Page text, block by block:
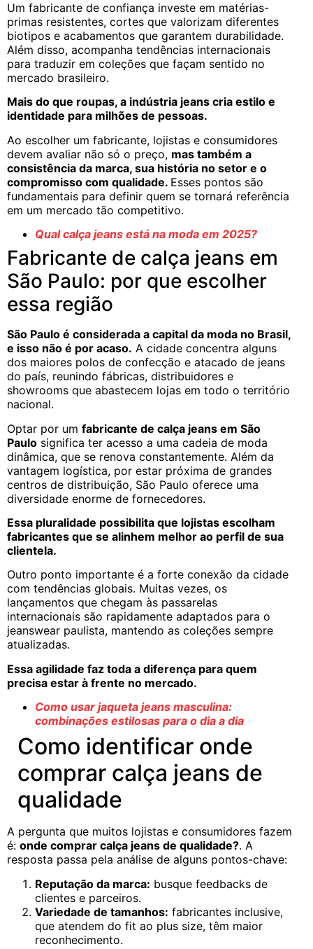
Um fabricante de confiança investe em matérias-
primas resistentes, cortes que valorizam diferentes
biotipos e acabamentos que garantem durabilidade.
Além disso, acompanha tendências internacionais
para traduzir em coleções que façam sentido no
mercado brasileiro.
Mais do que roupas, a indústria jeans cria estilo e
identidade para milhões de pessoas.
Ao escolher um fabricante, lojistas e consumidores
devem avaliar não só o preço, mas também a
consistência da marca, sua história no setor e o
compromisso com qualidade. Esses pontos são
fundamentais para definir quem se tornará referência
em um mercado tão competitivo.
Qual calça jeans está na moda em 2025?
Fabricante de calça jeans em
São Paulo: por que escolher
essa região
São Paulo é considerada a capital da moda no Brasil,
e isso não é por acaso. A cidade concentra alguns
dos maiores polos de confecção e atacado de jeans
do país, reunindo fábricas, distribuidores e
showrooms que abastecem lojas em todo o território
nacional.
Optar por um fabricante de calça jeans em São
Paulo significa ter acesso a uma cadeia de moda
dinâmica, que se renova constantemente. Além da
vantagem logística, por estar próxima de grandes
centros de distribuição, São Paulo oferece uma
diversidade enorme de fornecedores.
Essa pluralidade possibilita que lojistas escolham
fabricantes que se alinhem melhor ao perfil de sua
clientela.
Outro ponto importante é a forte conexão da cidade
com tendências globais. Muitas vezes, os
lançamentos que chegam às passarelas
internacionais são rapidamente adaptados para o
jeanswear paulista, mantendo as coleções sempre
atualizadas.
Essa agilidade faz toda a diferença para quem
precisa estar à frente no mercado.
Como usar jaqueta jeans masculina:
combinações estilosas para o dia a dia
Como identificar onde
comprar calça jeans de
qualidade
A pergunta que muitos lojistas e consumidores fazem
é: onde comprar calça jeans de qualidade?. A
resposta passa pela análise de alguns pontos-chave:
Reputação da marca: busque feedbacks de
clientes e parceiros.
Variedade de tamanhos: fabricantes inclusive,
que atendem do fit ao plus size, têm maior
reconhecimento.